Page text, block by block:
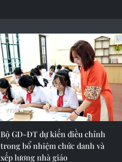
Bộ GD-ĐT dự kiến điều chỉnh
trong bổ nhiệm chức danh và
xếp lương nhà giáo